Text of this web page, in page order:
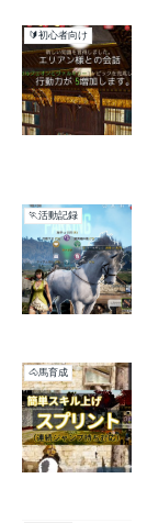
🔰初心者向け
🏃活動記録
🐴馬育成